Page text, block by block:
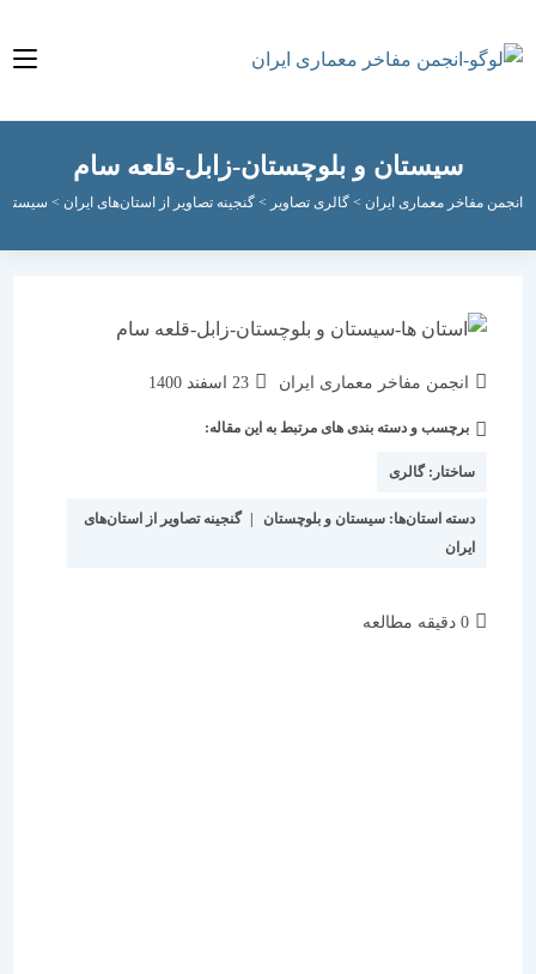
سیستان و بلوچستان-زابل-قلعه سام
مفاخر معماری ایران > گالری تصاویر>گنجینه تصاویر از استان‌های ایران> سیستان و
انجمن مفاخر معماری ایران
نوشته
شده
23 اسفند 1400
برچسب و دسته بندی های مرتبط به این مقاله:
ساختار:گالری
دسته استان‌ها:سیستان و بلوچستان | گنجینه تصاویر از استان‌های